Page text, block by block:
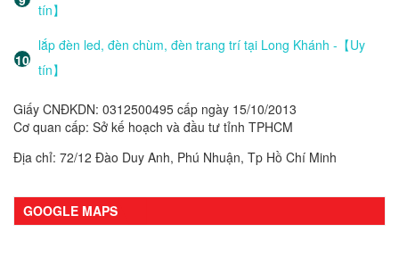
tín】
lắp đèn led, đèn chùm, đèn trang trí tại Long Khánh -【Uy
tín】
Giấy CNĐKDN: 0312500495 cấp ngày 15/10/2013
Cơ quan cấp: Sở kế hoạch và đầu tư tỉnh TPHCM
Địa chỉ: 72/12 Đào Duy Anh, Phú Nhuận, Tp Hồ Chí Minh
GOOGLE MAPS